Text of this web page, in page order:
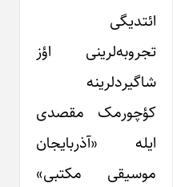
ائتدیگی
تجروبه‌لرینی اؤز
شاگیردلرینه
کؤچورمک مقصدی
ایله «آذربایجان
موسیقی مکتبی»